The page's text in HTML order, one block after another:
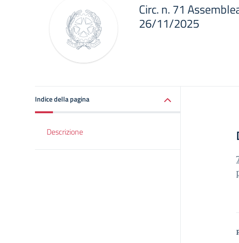
Circ. n. 71
26/11/2025
Indice della pagina
Descrizione